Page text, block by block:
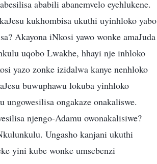
ababili abanemvelo eyehlukene.
kukhombisa ukuthi uyinhloko yabo
Akayona iNkosi yawo wonke amaJuda
uqobo Lwakhe, hhayi nje inhloko
yazo zonke izidalwa kanye nenhloko
buwuphawu lokuba yinhloko
ungowesilisa ongakaze onakaliswe.
njengo-Adamu owonakalisiwe?
Ungasho kanjani ukuthi
yini kube wonke umsebenzi